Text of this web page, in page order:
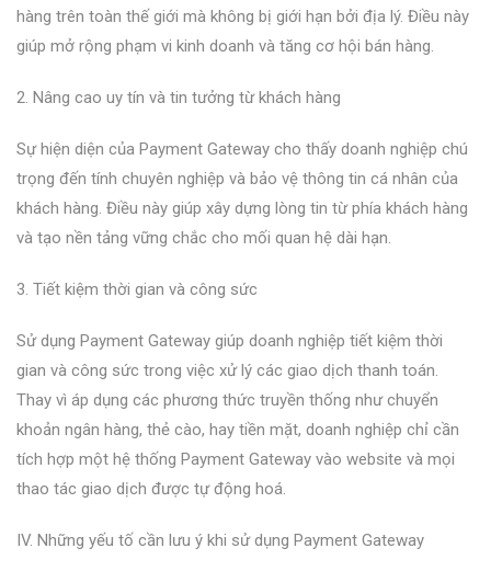
hàng trên toàn thế giới mà không bị giới hạn bởi địa lý. Điều này
giúp mở rộng phạm vi kinh doanh và tăng cơ hội bán hàng.
2. Nâng cao uy tín và tin tưởng từ khách hàng
Sự hiện diện của Payment Gateway cho thấy doanh nghiệp chú
trọng đến tính chuyên nghiệp và bảo vệ thông tin cá nhân của
khách hàng. Điều này giúp xây dựng lòng tin từ phía khách hàng
và tạo nền tảng vững chắc cho mối quan hệ dài hạn.
3. Tiết kiệm thời gian và công sức
Sử dụng Payment Gateway giúp doanh nghiệp tiết kiệm thời
gian và công sức trong việc xử lý các giao dịch thanh toán.
Thay vì áp dụng các phương thức truyền thống như chuyển
khoản ngân hàng, thẻ cào, hay tiền mặt, doanh nghiệp chỉ cần
tích hợp một hệ thống Payment Gateway vào website và mọi
thao tác giao dịch được tự động hoá.
IV. Những yếu tố cần lưu ý khi sử dụng Payment Gateway